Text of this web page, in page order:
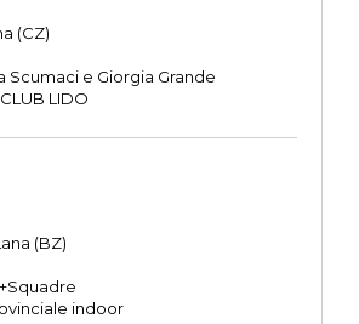
(CZ)
Scumaci e Giorgia Grande
LIDO
(BZ)
indoor